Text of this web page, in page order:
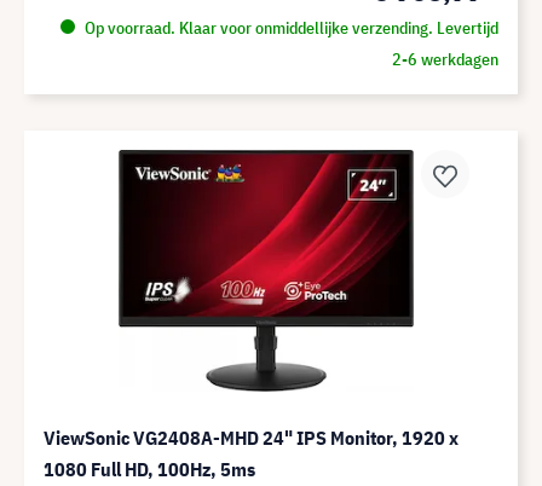
Op voorraad. Klaar voor onmiddellijke verzending. Levertijd
2-6 werkdagen
ViewSonic VG2408A-MHD 24" IPS Monitor, 1920 x
1080 Full HD, 100Hz, 5ms